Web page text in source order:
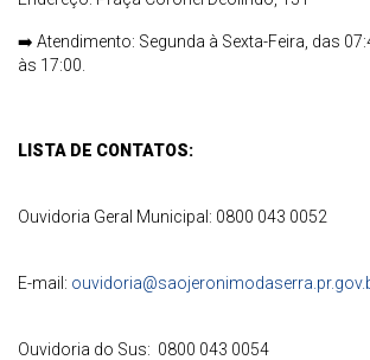
➡️ Atendimento: Segunda à Sexta-Feira, das
às 17:00.
LISTA DE CONTATOS:
Ouvidoria Geral Municipal:
E-mail:
Ouvidoria do Sus: 0800